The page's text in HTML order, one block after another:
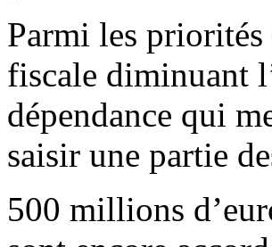
Parmi les
fiscale diminuant
dépendance qui
saisir une partie
500 millions